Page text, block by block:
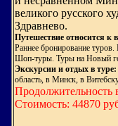
великого русского
Здравнево.
Путешествие относится к
Раннее бронирование
Шоп-туры. Туры на Новый
Экскурсии и отдых в туре:
область, в Минск, в
Продолжительность
Стоимость: 44870